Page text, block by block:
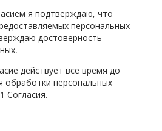
я подтверждаю, что
персональных
достоверность
действует все время до
персональных
Согласия.